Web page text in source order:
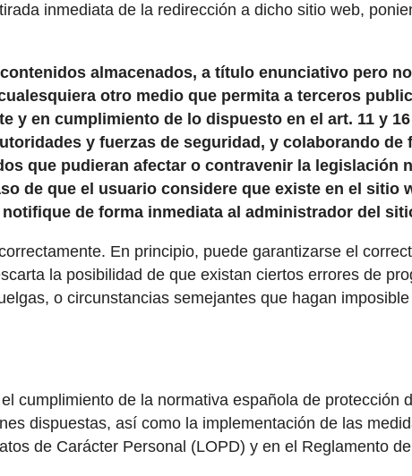
inmediata de la redirección a dicho sitio web,
almacenados, a título enunciativo pero
otro medio que permita a terceros
y en cumplimiento de lo dispuesto en el art. 11 y 16
y fuerzas de seguridad, y colaborando de
que pudieran afectar o contravenir la legislación
de que el usuario considere que existe en el sitio
de forma inmediata al administrador del
En principio, puede garantizarse el
la posibilidad de que existan ciertos errores de
o circunstancias semejantes que hagan
cumplimiento de la normativa española de protección
dispuestas, así como la implementación de las
de Carácter Personal (LOPD) y en el Reglamento